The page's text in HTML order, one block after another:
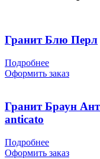
Гранит Блю Перл
Подробнее
Оформить заказ
Гранит Браун
anticato
Подробнее
Оформить заказ